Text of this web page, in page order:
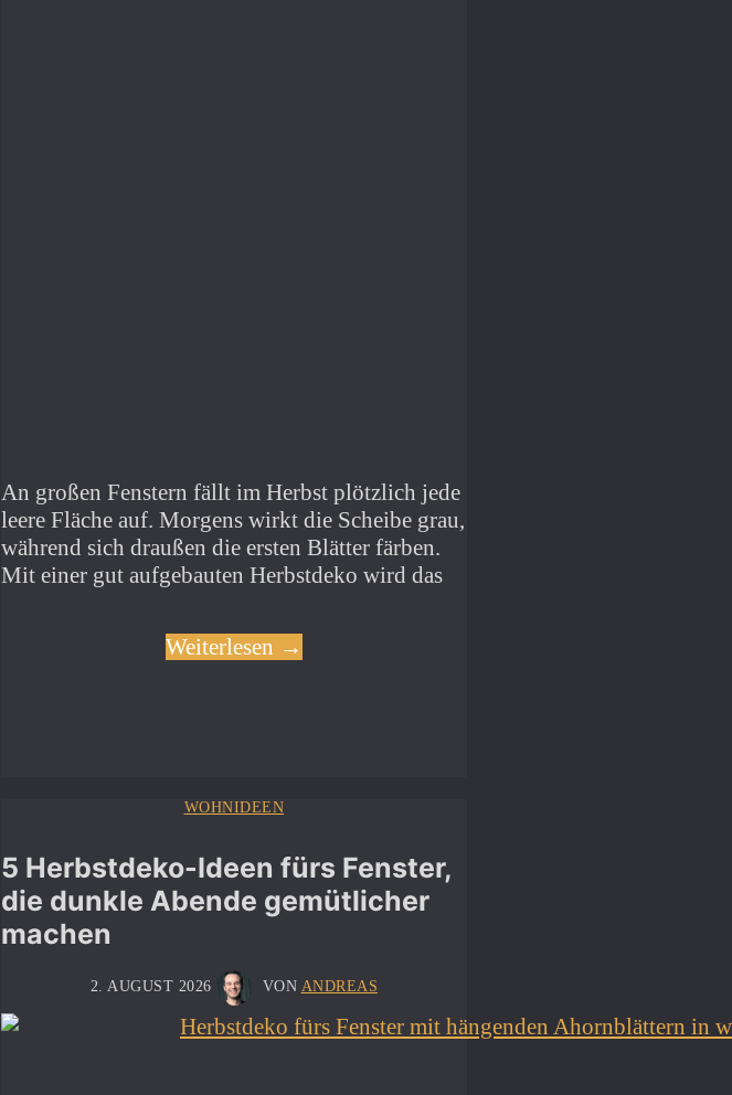
An großen Fenstern fällt im Herbst plötzlich jede
leere Fläche auf. Morgens wirkt die Scheibe grau,
während sich draußen die ersten Blätter färben.
Mit einer gut aufgebauten Herbstdeko wird das
Weiterlesen →
WOHNIDEEN
5 Herbstdeko-Ideen fürs Fenster,
die dunkle Abende gemütlicher
machen
2. AUGUST 2026 VON ANDREAS